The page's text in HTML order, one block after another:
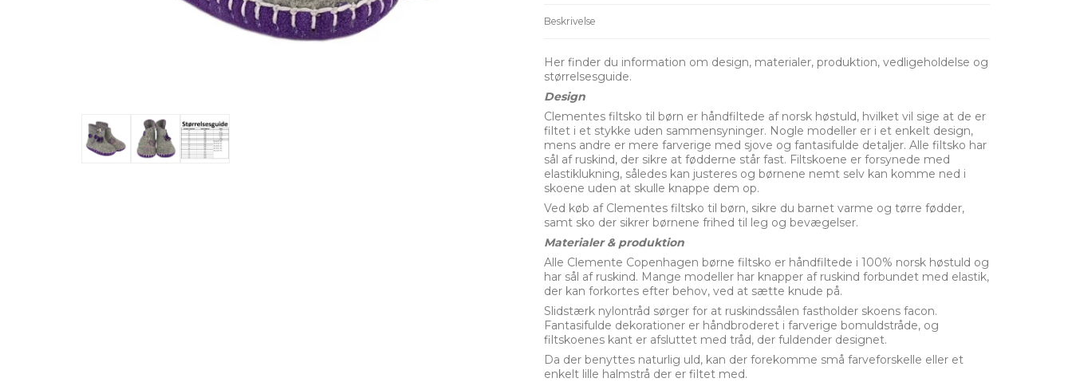
Beskrivelse
Her finder du information om design, materialer, produktion, vedligeholdelse og
størrelsesguide.
Design
Clementes filtsko til børn er håndfiltede af norsk høstuld, hvilket vil sige at de er
filtet i et stykke uden sammensyninger. Nogle modeller er i et enkelt design,
mens andre er mere farverige med sjove og fantasifulde detaljer. Alle filtsko har
sål af ruskind, der sikre at fødderne står fast. Filtskoene er forsynede med
elastiklukning, således kan justeres og børnene nemt selv kan komme ned i
skoene uden at skulle knappe dem op.
Ved køb af Clementes filtsko til børn, sikre du barnet varme og tørre fødder,
samt sko der sikrer børnene frihed til leg og bevægelser.
Materialer & produktion
Alle Clemente Copenhagen børne filtsko er håndfiltede i 100% norsk høstuld og
har sål af ruskind. Mange modeller har knapper af ruskind forbundet med elastik,
der kan forkortes efter behov, ved at sætte knude på.
Slidstærk nylontråd sørger for at ruskindssålen fastholder skoens facon.
Fantasifulde dekorationer er håndbroderet i farverige bomuldstråde, og
filtskoenes kant er afsluttet med tråd, der fuldender designet.
Da der benyttes naturlig uld, kan der forekomme små farveforskelle eller et
enkelt lille halmstrå der er filtet med.